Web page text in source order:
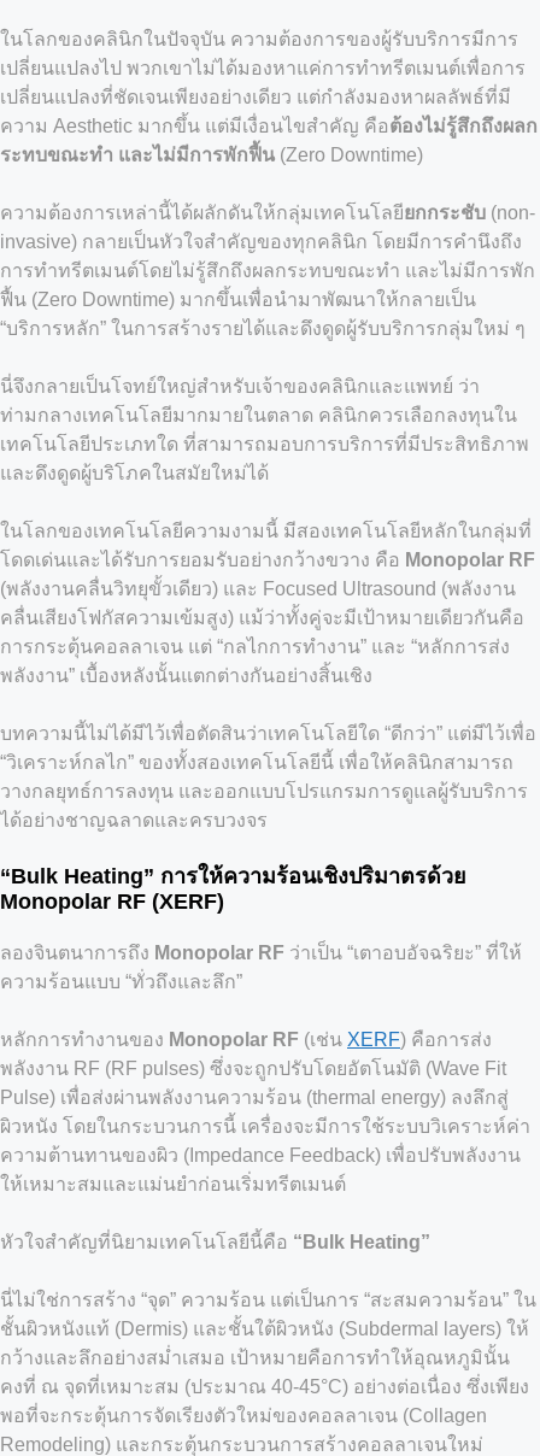
ในโลกของคลินิกในปัจจุบัน ความต้องการของผู้รับบริการมีการ
เปลี่ยนแปลงไป พวกเขาไม่ได้มองหาแค่การทำทรีตเมนต์เพื่อการ
เปลี่ยนแปลงที่ชัดเจนเพียงอย่างเดียว แต่กำลังมองหาผลลัพธ์ที่มี
ความ Aesthetic มากขึ้น แต่มีเงื่อนไขสำคัญ คือต้องไม่รู้สึกถึงผลก
ระทบขณะทำ และไม่มีการพักฟื้น (Zero Downtime)
ความต้องการเหล่านี้ได้ผลักดันให้กลุ่มเทคโนโลยียกกระชับ (non-
invasive) กลายเป็นหัวใจสำคัญของทุกคลินิก โดยมีการคำนึงถึง
การทำทรีตเมนต์โดยไม่รู้สึกถึงผลกระทบขณะทำ และไม่มีการพัก
ฟื้น (Zero Downtime) มากขึ้นเพื่อนำมาพัฒนาให้กลายเป็น
“บริการหลัก” ในการสร้างรายได้และดึงดูดผู้รับบริการกลุ่มใหม่ ๆ
นี่จึงกลายเป็นโจทย์ใหญ่สำหรับเจ้าของคลินิกและแพทย์ ว่า
ท่ามกลางเทคโนโลยีมากมายในตลาด คลินิกควรเลือกลงทุนใน
เทคโนโลยีประเภทใด ที่สามารถมอบการบริการที่มีประสิทธิภาพ
และดึงดูดผู้บริโภคในสมัยใหม่ได้
ในโลกของเทคโนโลยีความงามนี้ มีสองเทคโนโลยีหลักในกลุ่มที่
โดดเด่นและได้รับการยอมรับอย่างกว้างขวาง คือ Monopolar RF
(พลังงานคลื่นวิทยุขั้วเดียว) และ Focused Ultrasound (พลังงาน
คลื่นเสียงโฟกัสความเข้มสูง) แม้ว่าทั้งคู่จะมีเป้าหมายเดียวกันคือ
การกระตุ้นคอลลาเจน แต่ “กลไกการทำงาน” และ “หลักการส่ง
พลังงาน” เบื้องหลังนั้นแตกต่างกันอย่างสิ้นเชิง
บทความนี้ไม่ได้มีไว้เพื่อตัดสินว่าเทคโนโลยีใด “ดีกว่า” แต่มีไว้เพื่อ
“วิเคราะห์กลไก” ของทั้งสองเทคโนโลยีนี้ เพื่อให้คลินิกสามารถ
วางกลยุทธ์การลงทุน และออกแบบโปรแกรมการดูแลผู้รับบริการ
ได้อย่างชาญฉลาดและครบวงจร
“Bulk Heating” การให้ความร้อนเชิงปริมาตรด้วย
Monopolar RF (XERF)
ลองจินตนาการถึง Monopolar RF ว่าเป็น “เตาอบอัจฉริยะ” ที่ให้
ความร้อนแบบ “ทั่วถึงและลึก”
หลักการทำงานของ Monopolar RF (เช่น XERF) คือการส่ง
พลังงาน RF (RF pulses) ซึ่งจะถูกปรับโดยอัตโนมัติ (Wave Fit
Pulse) เพื่อส่งผ่านพลังงานความร้อน (thermal energy) ลงลึกสู่
ผิวหนัง โดยในกระบวนการนี้ เครื่องจะมีการใช้ระบบวิเคราะห์ค่า
ความต้านทานของผิว (Impedance Feedback) เพื่อปรับพลังงาน
ให้เหมาะสมและแม่นยำก่อนเริ่มทรีตเมนต์
หัวใจสำคัญที่นิยามเทคโนโลยีนี้คือ “Bulk Heating”
นี่ไม่ใช่การสร้าง “จุด” ความร้อน แต่เป็นการ “สะสมความร้อน” ใน
ชั้นผิวหนังแท้ (Dermis) และชั้นใต้ผิวหนัง (Subdermal layers) ให้
กว้างและลึกอย่างสม่ำเสมอ เป้าหมายคือการทำให้อุณหภูมินั้น
คงที่ ณ จุดที่เหมาะสม (ประมาณ 40-45°C) อย่างต่อเนื่อง ซึ่งเพียง
พอที่จะกระตุ้นการจัดเรียงตัวใหม่ของคอลลาเจน (Collagen
Remodeling) และกระตุ้นกระบวนการสร้างคอลลาเจนใหม่